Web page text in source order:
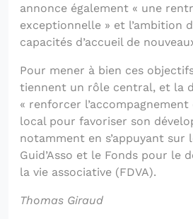
annonce également « une
exceptionnelle » et l’ambition
capacités d’accueil de
Pour mener à bien ces
tiennent un rôle central, et la
« renforcer
local pour favoriser son
notamment en s’appuyant sur
Guid’Asso et le Fonds pour le
la vie associative (FDVA).
Thomas Giraud